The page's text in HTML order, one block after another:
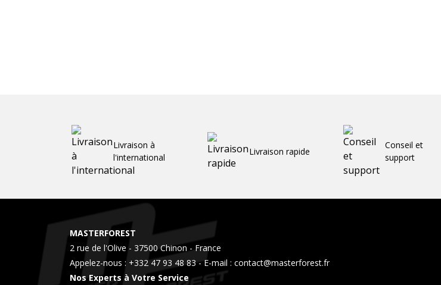
Livraison à
l'international
Livraison rapide
Conseil et
support
MASTERFOREST
2 rue de l'Olive - 37500 Chinon - France
Appelez-nous : +332 47 93 48 83- E-mail : contact@masterforest.fr
Nos Experts à Votre Service